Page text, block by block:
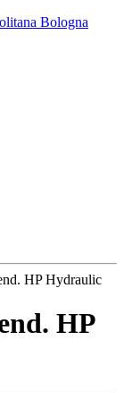
HP Hydraulic
HP